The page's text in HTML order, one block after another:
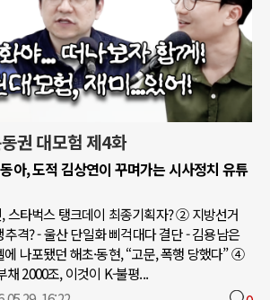
권 대모험 제4화
아, 도적 김상연이 꾸며가는 시사정치 유튜
타벅스 탱크데이 최종기획자? ② 지방선거
격? - 울산 단일화 삐걱대다 결단 - 김용남은
나포됐던 해초·동현, “고문, 폭행 당했다” ④
채 2000조, 이것이 K-불평...